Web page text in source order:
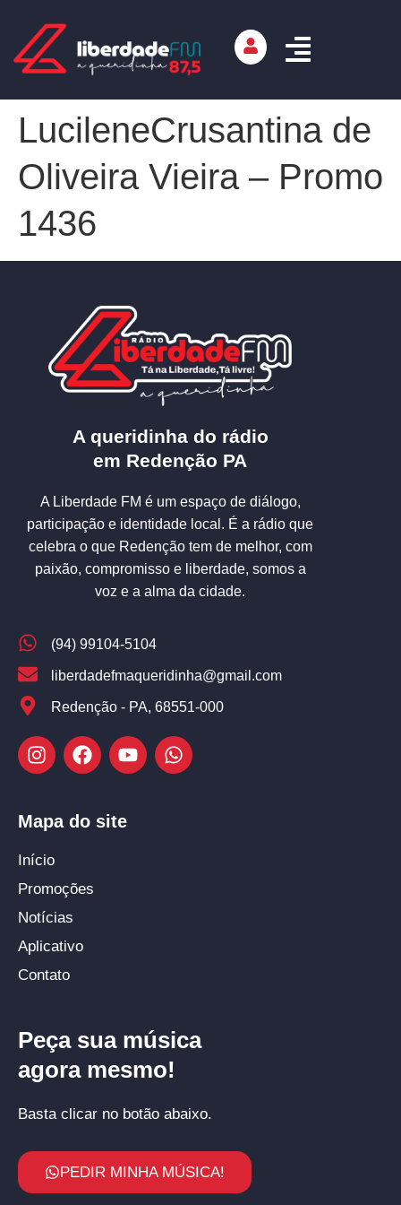
LucileneCrusantina de
Oliveira Vieira – Promo
1436
A queridinha do rádio
em Redenção PA
A Liberdade FM é um espaço de diálogo,
participação e identidade local. É a rádio que
celebra o que Redenção tem de melhor, com
paixão, compromisso e liberdade, somos a
voz e a alma da cidade.
(94) 99104-5104
liberdadefmaqueridinha@gmail.com
Redenção - PA, 68551-000
Mapa do site
Início
Promoções
Notícias
Aplicativo
Contato
Peça sua música
agora mesmo!
Basta clicar no botão abaixo.
PEDIR MINHA MÚSICA!